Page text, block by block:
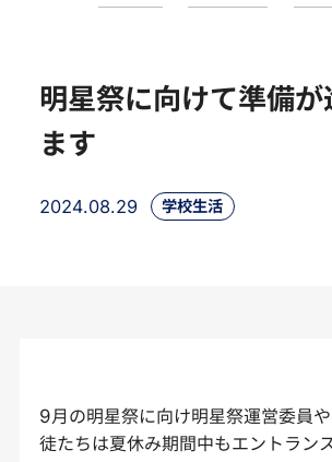
明星祭に向けて準備が
ます
2024.08.29 学校生活
9月の明星祭に向け明星祭運営委員
徒たちは夏休み期間中もエントラン